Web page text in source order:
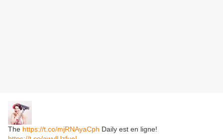
The https://t.co/mjRNAyaCph Daily est en ligne!